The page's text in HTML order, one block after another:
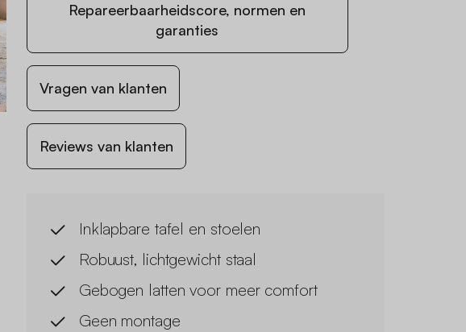
Repareerbaarheidscore, normen en
garanties
Vragen van klanten
Reviews van klanten
Inklapbare tafel en stoelen
Robuust, lichtgewicht staal
Gebogen latten voor meer comfort
Geen montage